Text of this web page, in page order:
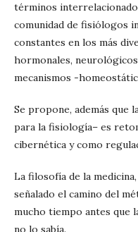
términos
comunidad de fisiólogos
constantes en los más
hormonales,
mecanismos -
Se propone, además que
para la fisiología– es
cibernética y como
La filosofía de la
señalado el camino del
mucho tiempo antes que
no lo sabía.